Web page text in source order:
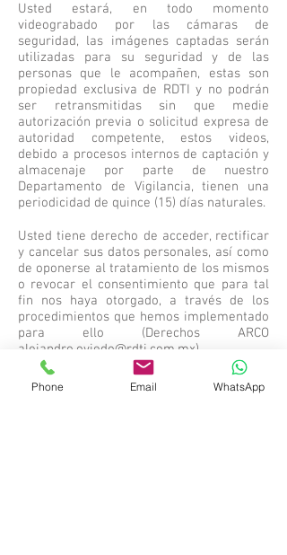
Usted estará, en todo momento
videograbado por las cámaras de
seguridad, las imágenes captadas serán
utilizadas para su seguridad y de las
personas que le acompañen, estas son
propiedad exclusiva de RDTI y no podrán
ser retransmitidas sin que medie
autorización previa o solicitud expresa de
autoridad competente, estos videos,
debido a procesos internos de captación y
almacenaje por parte de nuestro
Departamento de Vigilancia, tienen una
periodicidad de quince (15) días naturales.
Usted tiene derecho de acceder, rectificar
y cancelar sus datos personales, así como
de oponerse al tratamiento de los mismos
o revocar el consentimiento que para tal
fin nos haya otorgado, a través de los
procedimientos que hemos implementado
para ello (Derechos ARCO
alejandro.oviedo@rdti.com.mx).
Para limitar el uso y divulgación de sus
datos personales, usted puede presentar,
previa acreditación de su identidad, su
Phone Email WhatsApp